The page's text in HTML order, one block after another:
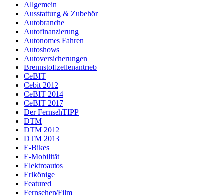
Allgemein
Ausstattung & Zubehör
Autobranche
Autofinanzierung
Autonomes Fahren
Autoshows
Autoversicherungen
Brennstoffzellenantrieb
CeBIT
Cebit 2012
CeBIT 2014
CeBIT 2017
Der FernsehTIPP
DTM
DTM 2012
DTM 2013
E-Bikes
E-Mobilität
Elektroautos
Erlkönige
Featured
Fernsehen/Film